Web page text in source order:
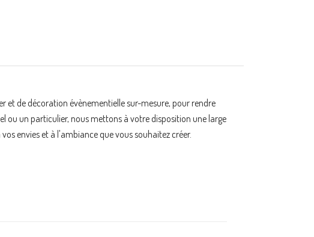
et de décoration évènementielle sur-mesure, pour rendre
ou un particulier, nous mettons à votre disposition une large
envies et à l'ambiance que vous souhaitez créer.